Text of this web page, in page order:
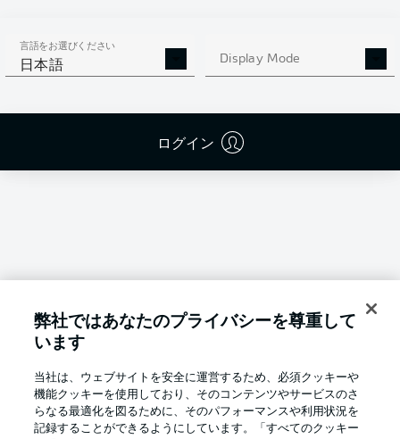
言語をお選びください
日本語 Display Mode
ログイン
弊社ではあなたのプライバシーを尊重して
います
当社は、ウェブサイトを安全に運営するため、必須クッキーや
機能クッキーを使用しており、そのコンテンツやサービスのさ
らなる最適化を図るために、そのパフォーマンスや利用状況を
記録することができるようにしています。「すべてのクッキー